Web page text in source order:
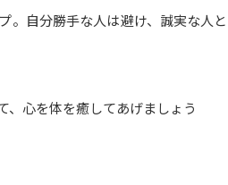
。自分勝手な人は避け、誠実な人と
、心を体を癒してあげましょう